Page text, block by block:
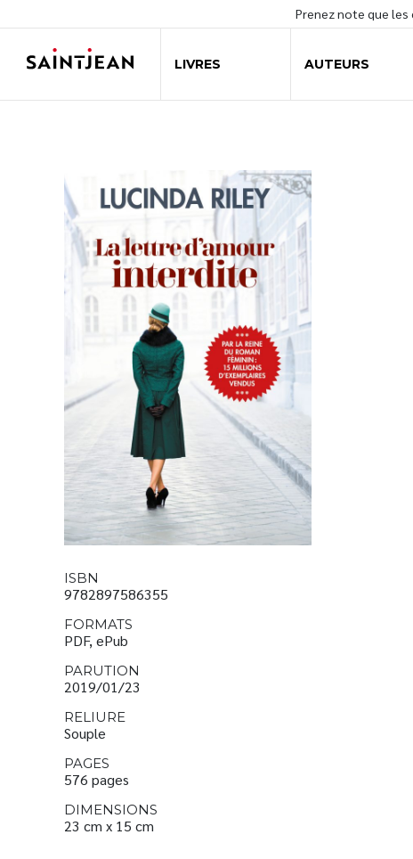
Prenez note que les
LIVRES AUTEURS
ISBN
9782897586355
FORMATS
PDF, ePub
PARUTION
2019/01/23
RELIURE
Souple
PAGES
576 pages
DIMENSIONS
23 cm x 15 cm